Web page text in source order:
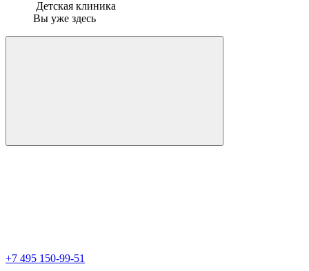
Детская клиника
Вы уже здесь
+7 495 150-99-51